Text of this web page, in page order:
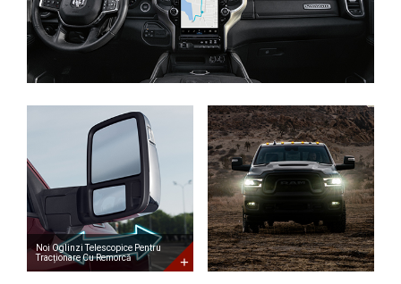
Telescopice
Tracționare
Cu
Remorcă
New
Telescopic
Trailer
Tow
Mirrors
Noi Oglinzi Telescopice Pentru
Tracționare Cu Remorcă